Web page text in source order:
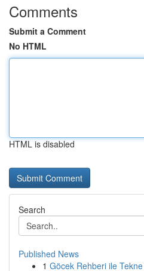
Comments
Submit a Comment
No HTML
HTML is disabled
Search
Published News
1 Göcek Rehberi ile